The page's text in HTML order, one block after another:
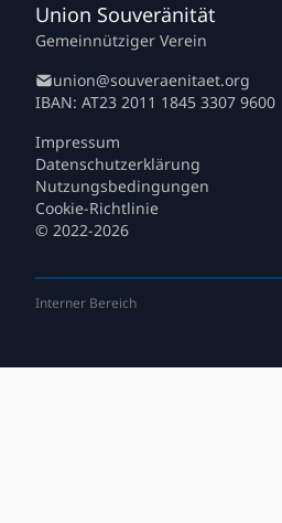
Union Souveränität
Gemeinnütziger Verein
union@souveraenitaet.org
IBAN: AT23 2011 1845 3307 9600
Impressum
Datenschutzerklärung
Nutzungsbedingungen
Cookie-Richtlinie
© 2022-2026
Interner Bereich